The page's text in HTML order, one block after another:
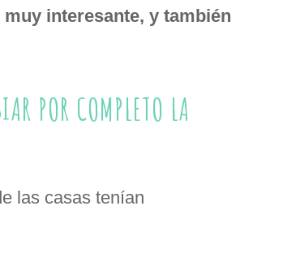
interesante, y también
POR COMPLETO LA
las casas tenían